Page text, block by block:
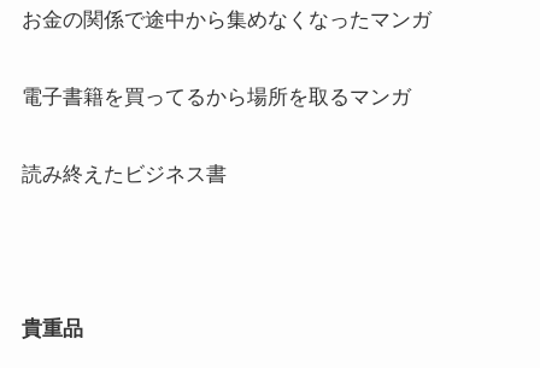
お金の関係で途中から集めなくなったマンガ
電子書籍を買ってるから場所を取るマンガ
読み終えたビジネス書
貴重品